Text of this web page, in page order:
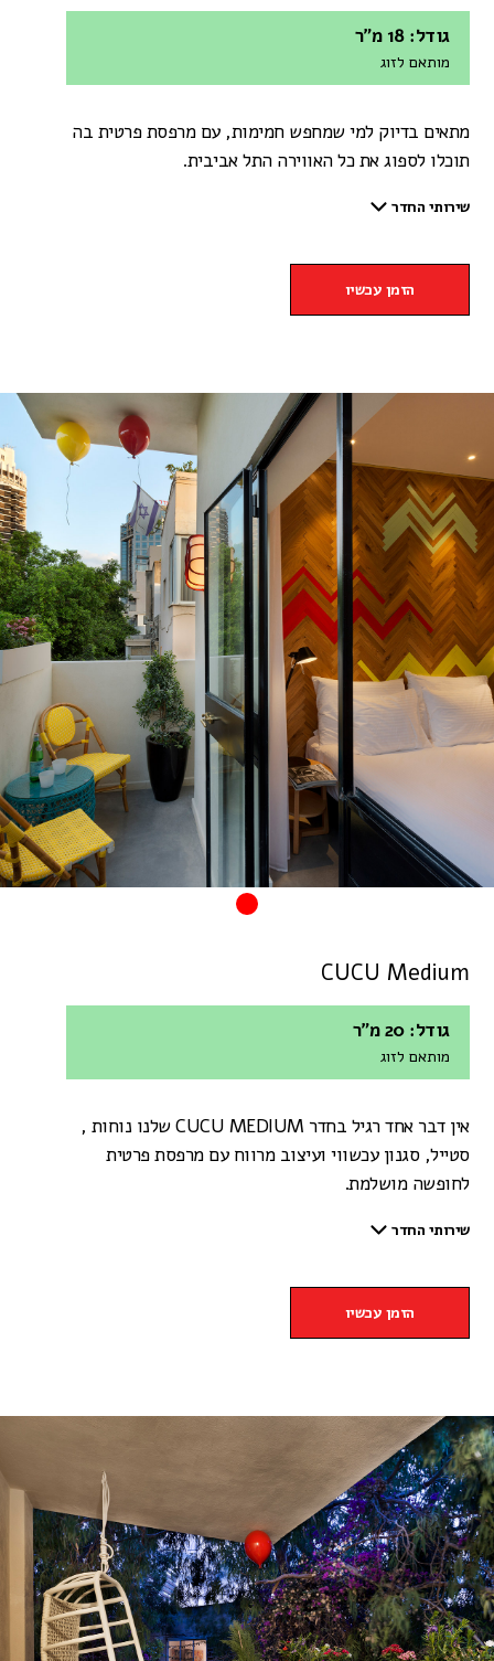
גודל: 18 מ"ר
מותאם לזוג
מתאים בדיוק למי שמחפש חמימות, עם מרפסת פרטית בה
תוכלו לספוג את כל האווירה התל אביבית.
שירותי החדר
הזמן עכשיו
CUCU Medium
גודל: 20 מ"ר
מותאם לזוג
אין דבר אחד רגיל בחדר CUCU MEDIUM שלנו נוחות ,
סטייל, סגנון עכשווי ועיצוב מרווח עם מרפסת פרטית
לחופשה מושלמת.
שירותי החדר
הזמן עכשיו